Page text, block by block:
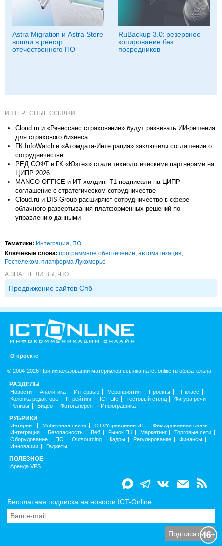
Astra Migration и Astra Store
вошли в реестр
отечественного ПО
RuBackup 3.0: резервное
копирование без
посредников
ИНТЕРЕСНЫЕ ССЫЛКИ
Cloud.ru и «Ренессанс страхование» будут развивать ИИ-решения
для страхового бизнеса
ГК InfoWatch и «Атомдата-Интеграция» заключили соглашение о
сотрудничестве
РЕД СОФТ и ГК «Юзтех» стали технологическими партнерами на
ЦИПР 2026
MANGO OFFICE и ИТ-холдинг Т1 подписали на ЦИПР
соглашение о стратегическом сотрудничестве
Cloud.ru и DIS Group расширяют сотрудничество в сфере
облачного развертывания платформенных решений по
управлению данными
Тематики: Интеграция, ПО
Ключевые слова: программное обеспечение, автоматизация,
Ростелеком, платформа Лукоморье
А ЗНАЕТЕ ЛИ ВЫ, ЧТО:
Продвижение сайтов Спб
О проекте
© 2004-2026 При использовании материалов ссылка на ict-online.ru обязательна
РАЗДЕЛЫ
Новости Аналитика Интервью Мероприятия Проекты
IT класс
Колонка редактора
IT рейтинг ICT Life Тестовый стенд
Фигура речи
Релизы
Видео Фотогалерея Инфографика
РУБРИКИ
Интернет Мобильная связь CIO/Управление ИТ
Фиксированная связь
Интеграция
Безопасность Веб Рынок ПК Маркетинг
Торговые сети
Оборудование
ПО Outsourcing Кадры Регулирование
Финансы
Инновации
Гаджеты
ПОЛЕЗНОЕ
Аренда VPS
Бесплатная подписка на новости ICT-Online